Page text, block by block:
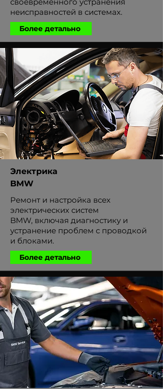
неисправностей в системах.
Более детально
Электрика
BMW
Ремонт и настройка всех
электрических систем
BMW, включая диагностику и
устранение проблем с проводкой
и блоками.
Более детально